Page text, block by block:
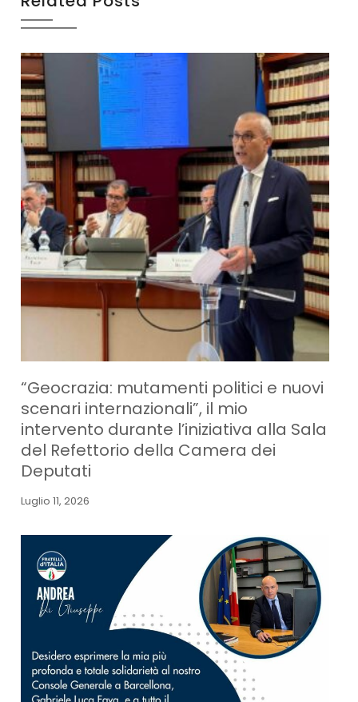
“Geocrazia: mutamenti politici e nuovi
scenari internazionali”, il mio
intervento durante l’iniziativa alla Sala
del Refettorio della Camera dei
Deputati
Luglio 11, 2026